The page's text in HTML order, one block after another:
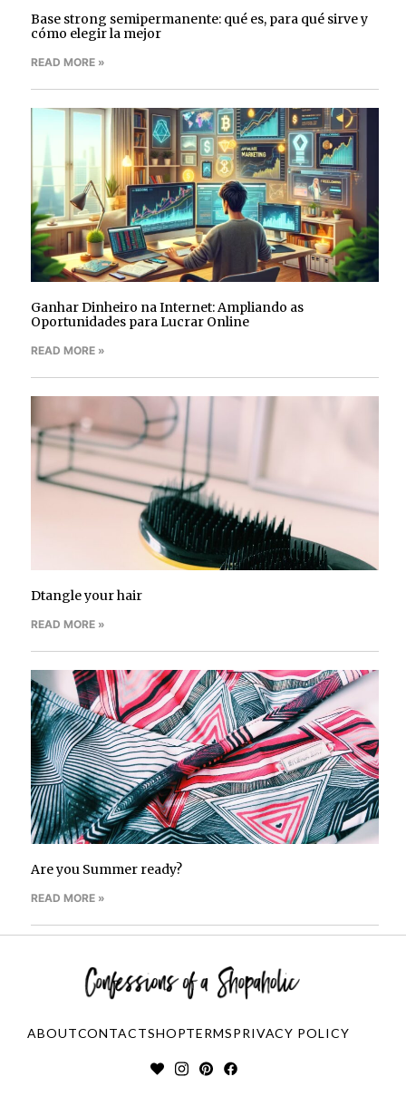
Base strong semipermanente: qué es, para qué sirve y
cómo elegir la mejor
READ MORE »
Ganhar Dinheiro na Internet: Ampliando as
Oportunidades para Lucrar Online
READ MORE »
Dtangle your hair
READ MORE »
Are you Summer ready?
READ MORE »
ABOUTCONTACTSHOPTERMSPRIVACY POLICY